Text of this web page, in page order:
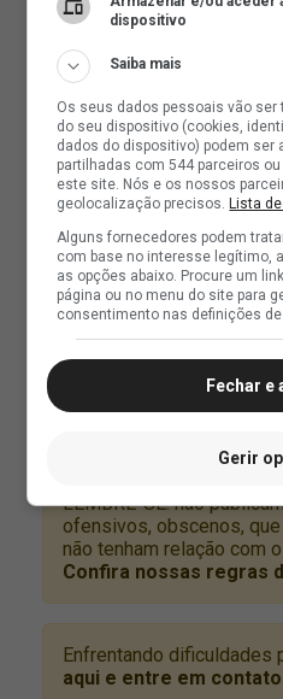
dispositivo
Saiba mais
Os seus dados pessoais vão
do seu dispositivo (cookies,
dados do dispositivo) podem ser
partilhadas com 544 parceiros
este site. Nós e os nossos
geolocalização precisos.Lista
Alguns fornecedores podem
com base no interesse legítimo,
as opções abaixo. Procure um
página ou no menu do site para
consentimento nas definições de
Fechar e
Gerir